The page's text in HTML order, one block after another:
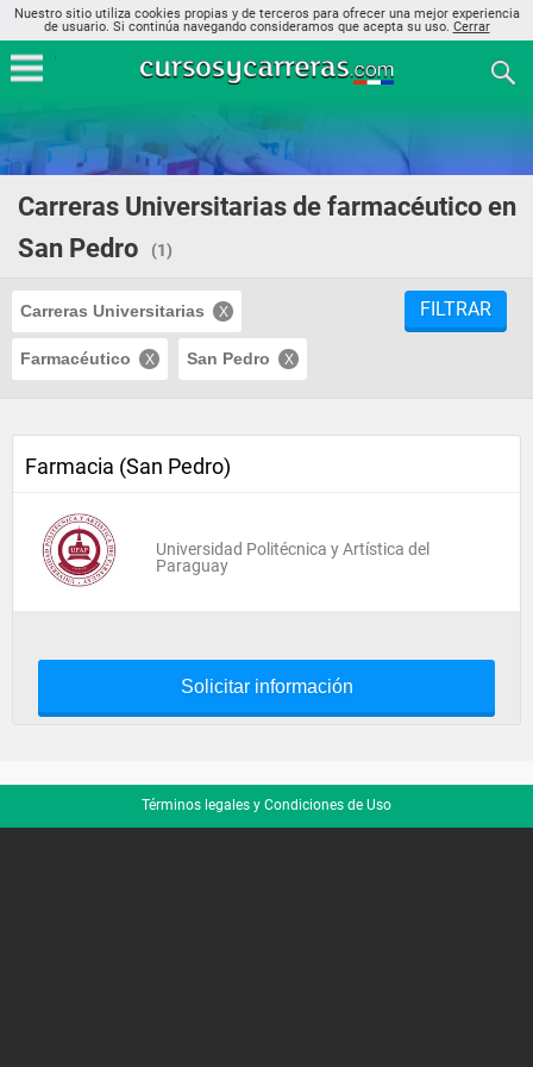
Nuestro sitio utiliza cookies propias y de terceros para ofrecer una mejor experiencia
de usuario. Si continúa navegando consideramos que acepta su uso. Cerrar
Carreras Universitarias de farmacéutico en
San Pedro
(1)
Carreras Universitarias
Farmacéutico San Pedro
FILTRAR
Farmacia (San Pedro)
Universidad Politécnica y Artística del
Paraguay
Solicitar información
Términos legales y Condiciones de Uso